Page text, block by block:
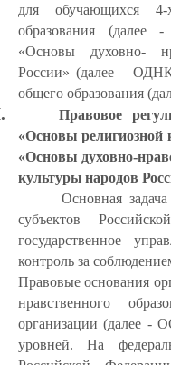
для обучающихся 4-
образования
«Основы духовно-
России» (далее –
общего образования
Правовое
«Основы религиозной
«Основы духовно-
культуры народов
Основная
субъектов
государственное
контроль за
Правовые основания
нравственного
организации (далее -
уровней. На